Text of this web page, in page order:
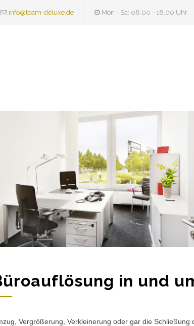
info@team-deluxe.de Mon - Sa: 08.00 - 18.00 Uhr
in und
Vergrößerung, Verkleinerung oder gar die